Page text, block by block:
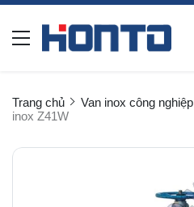
Trang chủ Van inox công nghiệp
inox Z41W